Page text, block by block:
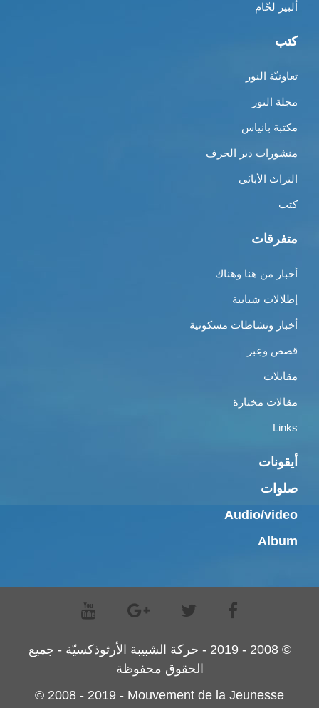
ألبير لحّام
كتب
تعاونيّة النور
مجلة النور
مكتبة بانياس
منشورات دير الحرف
التراث الأبائي
كتب
متفرقات
أخبار من هنا وهناك
إطلالات شبابية
أخبار ونشاطات مسكونية
قصص وعِبر
مقابلات
مقالات مختارة
Links
أيقونات
صلوات
Audio/video
Album
© 2008 - 2019 - حركة الشبيبة الأرثوذكسيّة - جميع
الحقوق محفوظة
© 2008 - 2019 - Mouvement de la Jeunesse